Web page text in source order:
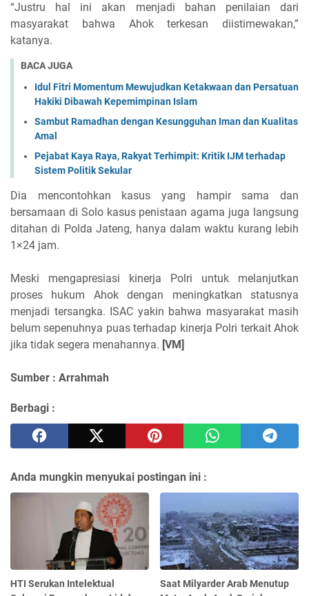
“Justru hal ini akan menjadi bahan penilaian dari
masyarakat bahwa Ahok terkesan diistimewakan,”
katanya.
BACA JUGA
Idul Fitri Momentum Mewujudkan Ketakwaan dan Persatuan
Hakiki Dibawah Kepemimpinan Islam
Sambut Ramadhan dengan Kesungguhan Iman dan Kualitas
Amal
Pejabat Kaya Raya, Rakyat Terhimpit: Kritik IJM terhadap
Sistem Politik Sekular
Dia mencontohkan kasus yang hampir sama dan
bersamaan di Solo kasus penistaan agama juga langsung
ditahan di Polda Jateng, hanya dalam waktu kurang lebih
1×24 jam.
Meski mengapresiasi kinerja Polri untuk melanjutkan
proses hukum Ahok dengan meningkatkan statusnya
menjadi tersangka. ISAC yakin bahwa masyarakat masih
belum sepenuhnya puas terhadap kinerja Polri terkait Ahok
jika tidak segera menahannya. [VM]
Sumber : Arrahmah
Berbagi :
Anda mungkin menyukai postingan ini :
HTI Serukan Intelektual
Saat Milyarder Arab Menutup